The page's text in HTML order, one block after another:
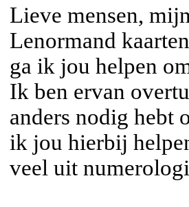
Lieve mensen,
Lenormand
ga ik jou helpen
Ik ben ervan
anders nodig hebt
ik jou hierbij
veel uit